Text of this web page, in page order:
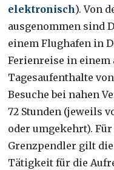
elektronisch). Von
ausgenommen sind
einem Flughafen in
Ferienreise in einem
Tagesaufenthalte
Besuche bei nahen
72 Stunden (jeweils
oder umgekehrt).
Grenzpendler gilt
Tätigkeit für die